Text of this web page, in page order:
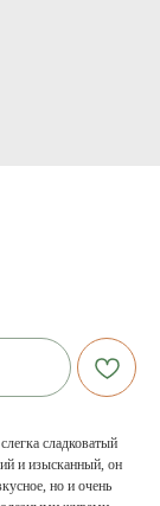
сладковатый
и изысканный, он
но и очень